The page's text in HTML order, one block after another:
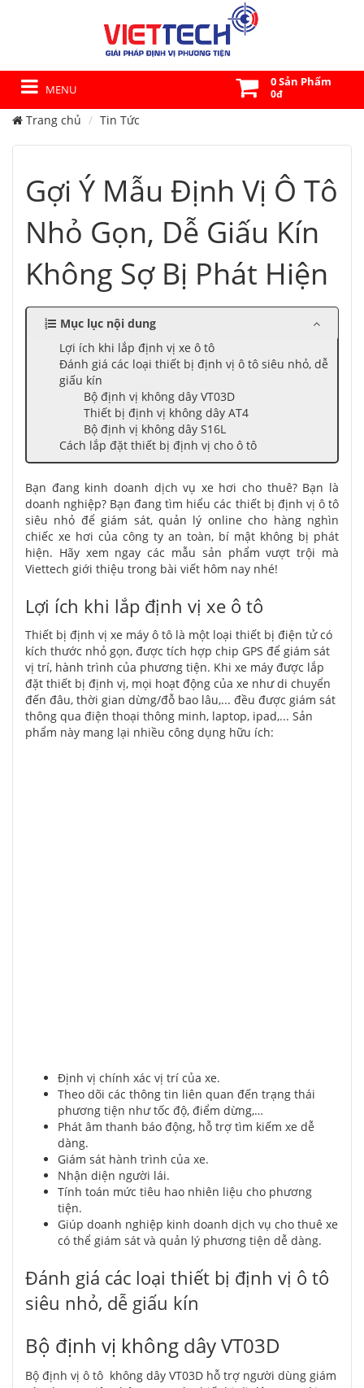
MENU
0 Sản Phẩm
0đ
Trang chủ Tin Tức
Gợi Ý Mẫu Định Vị Ô Tô
Nhỏ Gọn, Dễ Giấu Kín
Không Sợ Bị Phát Hiện
Mục lục nội dung
Lợi ích khi lắp định vị xe ô tô
Đánh giá các loại thiết bị định vị ô tô siêu nhỏ, dễ
giấu kín
Bộ định vị không dây VT03D
Thiết bị định vị không dây AT4
Bộ định vị không dây S16L
Cách lắp đặt thiết bị định vị cho ô tô
Bạn đang kinh doanh dịch vụ xe hơi cho thuê? Bạn là
doanh nghiệp? Bạn đang tìm hiểu các thiết bị định vị ô tô
siêu nhỏ để giám sát, quản lý online cho hàng nghìn
chiếc xe hơi của công ty an toàn, bí mật không bị phát
hiện. Hãy xem ngay các mẫu sản phẩm vượt trội mà
Viettech giới thiệu trong bài viết hôm nay nhé!
Lợi ích khi lắp định vị xe ô tô
Thiết bị định vị xe máy ô tô là một loại thiết bị điện tử có
kích thước nhỏ gọn, được tích hợp chip GPS để giám sát
vị trí, hành trình của phương tiện. Khi xe máy được lắp
đặt thiết bị định vị, mọi hoạt động của xe như di chuyển
đến đâu, thời gian dừng/đỗ bao lâu,... đều được giám sát
thông qua điện thoại thông minh, laptop, ipad,... Sản
phẩm này mang lại nhiều công dụng hữu ích:
Định vị chính xác vị trí của xe.
Theo dõi các thông tin liên quan đến trạng thái
phương tiện như tốc độ, điểm dừng,…
Phát âm thanh báo động, hỗ trợ tìm kiếm xe dễ
dàng.
Giám sát hành trình của xe.
Nhận diện người lái.
Tính toán mức tiêu hao nhiên liệu cho phương
tiện.
Giúp doanh nghiệp kinh doanh dịch vụ cho thuê xe
có thể giám sát và quản lý phương tiện dễ dàng.
Đánh giá các loại thiết bị định vị ô tô
siêu nhỏ, dễ giấu kín
Bộ định vị không dây VT03D
Bộ định vị ô tô không dây VT03D hỗ trợ người dùng giám